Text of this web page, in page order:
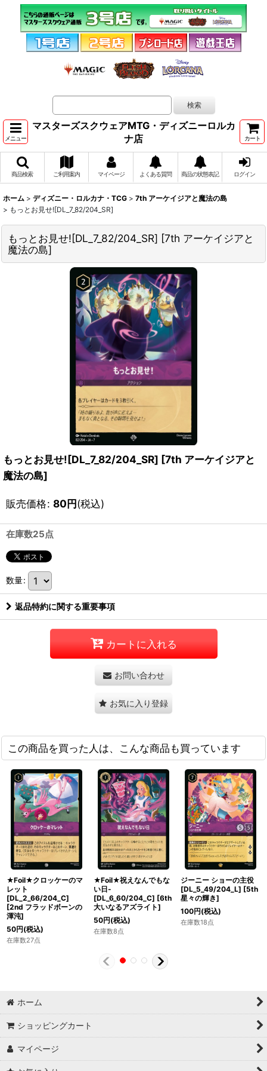
メニュー
マスターズスクウェアMTG・ディズニーロルカ
ナ店
カート
商品検索 ご利用案内 マイページ よくある質問 商品の状態表記 ログイン
ホーム > ディズニー・ロルカナ・TCG > 7th アーケイジアと魔法の島
> もっとお見せ![DL_7_82/204_SR]
もっとお見せ![DL_7_82/204_SR] [7th アーケイジアと
魔法の島]
もっとお見せ![DL_7_82/204_SR] [7th アーケイジアと
魔法の島]
販売価格: 80円(税込)
在庫数25点
数量:
返品特約に関する重要事項
カートに入れる
お問い合わせ
お気に入り登録
この商品を買った人は、こんな商品も買っています
★Foil★クロッケーのマ
レット
[DL_2_66/204_C]
[2nd フラッドボーンの
渾沌]
50円(税込)
在庫数27点
★Foil★祝えなんでもな
い日-
[DL_6_60/204_C] [6th
大いなるアズライト]
50円(税込)
在庫数8点
ジーニー ショーの主役
[DL_5_49/204_L] [5th
星々の輝き]
100円(税込)
在庫数18点
ホーム
ショッピングカート
マイページ